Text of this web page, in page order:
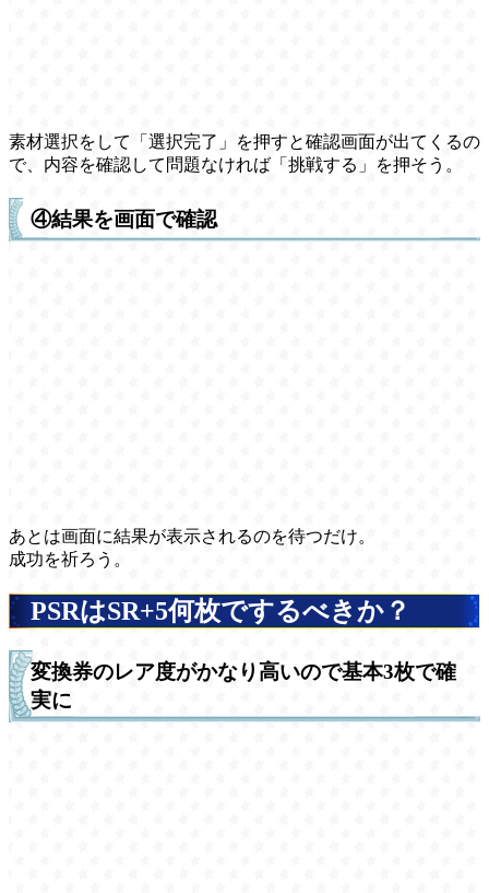
素材選択をして「選択完了」を押すと確認画面が出てくるの
で、内容を確認して問題なければ「挑戦する」を押そう。
④結果を画面で確認
あとは画面に結果が表示されるのを待つだけ。
成功を祈ろう。
PSRはSR+5何枚でするべきか？
変換券のレア度がかなり高いので基本3枚で確
実に